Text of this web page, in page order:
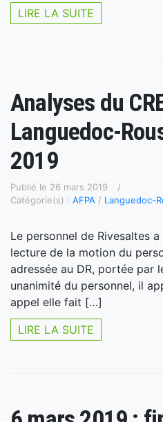
LIRE LA SUITE
Analyses du
Languedoc-
2019
Publié le 26 mars 2019
Catégorie(s) : AFPA / Languedoc-
Le personnel de Rivesaltes
lecture de la motion du
adressée au DR, portée par
unanimité du personnel, il
appel elle fait […]
LIRE LA SUITE